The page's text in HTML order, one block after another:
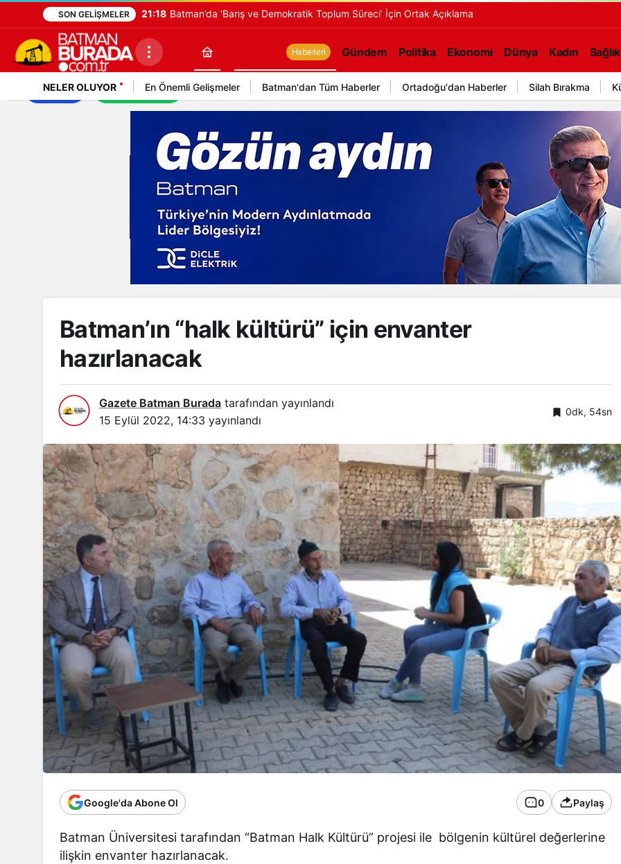
SON GELIŞMELER 21:18 Batman’da ‘Barış ve Demokratik Toplum Süreci’ İçin Ortak Açıklama
Haberleri Gündem Politika Ekonomi Dünya Kadın Sağlık
İş İlanları Mekan Rehberi
NELER OLUYOR En Önemli Gelişmeler Batman'dan Tüm Haberler Ortadoğu'dan Haberler Silah Bırakma
Batman’ın “halk kültürü” için envanter
hazırlanacak
Gazete Batman Burada tarafından yayınlandı
15 Eylül 2022, 14:33 yayınlandı
0dk, 54sn
Google'da Abone Ol 0 Paylaş
Batman Üniversitesi tarafından “Batman Halk Kültürü” projesi ile bölgenin kültürel değerlerine
ilişkin envanter hazırlanacak.